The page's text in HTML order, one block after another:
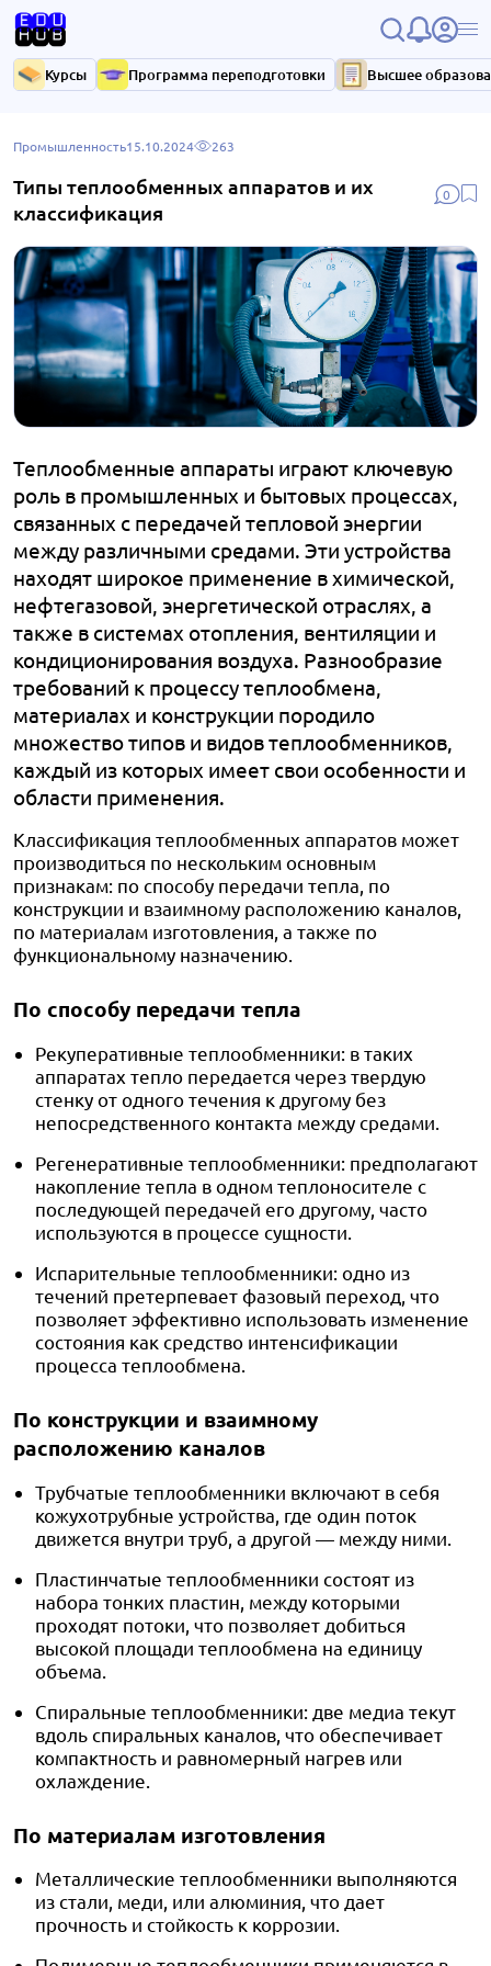
Курсы Программа переподготовки Высшее
0
Промышленность15.10.2024 263
Типы теплообменных аппаратов и их
классификация
Теплообменные аппараты играют ключевую
роль в промышленных и бытовых процессах,
связанных с передачей тепловой энергии
между различными средами. Эти устройства
находят широкое применение в химической,
нефтегазовой, энергетической отраслях, а
также в системах отопления, вентиляции и
кондиционирования воздуха. Разнообразие
требований к процессу теплообмена,
материалах и конструкции породило
множество типов и видов теплообменников,
каждый из которых имеет свои особенности и
области применения.
Классификация теплообменных аппаратов может
производиться по нескольким основным
признакам: по способу передачи тепла, по
конструкции и взаимному расположению каналов,
по материалам изготовления, а также по
функциональному назначению.
По способу передачи тепла
Рекуперативные теплообменники: в таких
аппаратах тепло передается через твердую
стенку от одного течения к другому без
непосредственного контакта между средами.
Регенеративные теплообменники: предполагают
накопление тепла в одном теплоносителе с
последующей передачей его другому, часто
используются в процессе сущности.
Испарительные теплообменники: одно из
течений претерпевает фазовый переход, что
позволяет эффективно использовать изменение
состояния как средство интенсификации
процесса теплообмена.
По конструкции и взаимному
расположению каналов
Трубчатые теплообменники включают в себя
кожухотрубные устройства, где один поток
движется внутри труб, а другой — между ними.
Пластинчатые теплообменники состоят из
набора тонких пластин, между которыми
проходят потоки, что позволяет добиться
высокой площади теплообмена на единицу
объема.
Спиральные теплообменники: две медиа текут
вдоль спиральных каналов, что обеспечивает
компактность и равномерный нагрев или
охлаждение.
По материалам изготовления
Металлические теплообменники выполняются
из стали, меди, или алюминия, что дает
прочность и стойкость к коррозии.